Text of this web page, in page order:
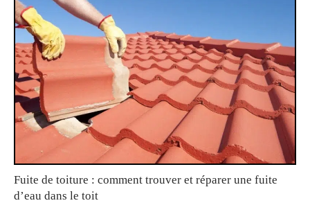
Fuite de toiture : comment trouver et réparer une fuite
d’eau dans le toit